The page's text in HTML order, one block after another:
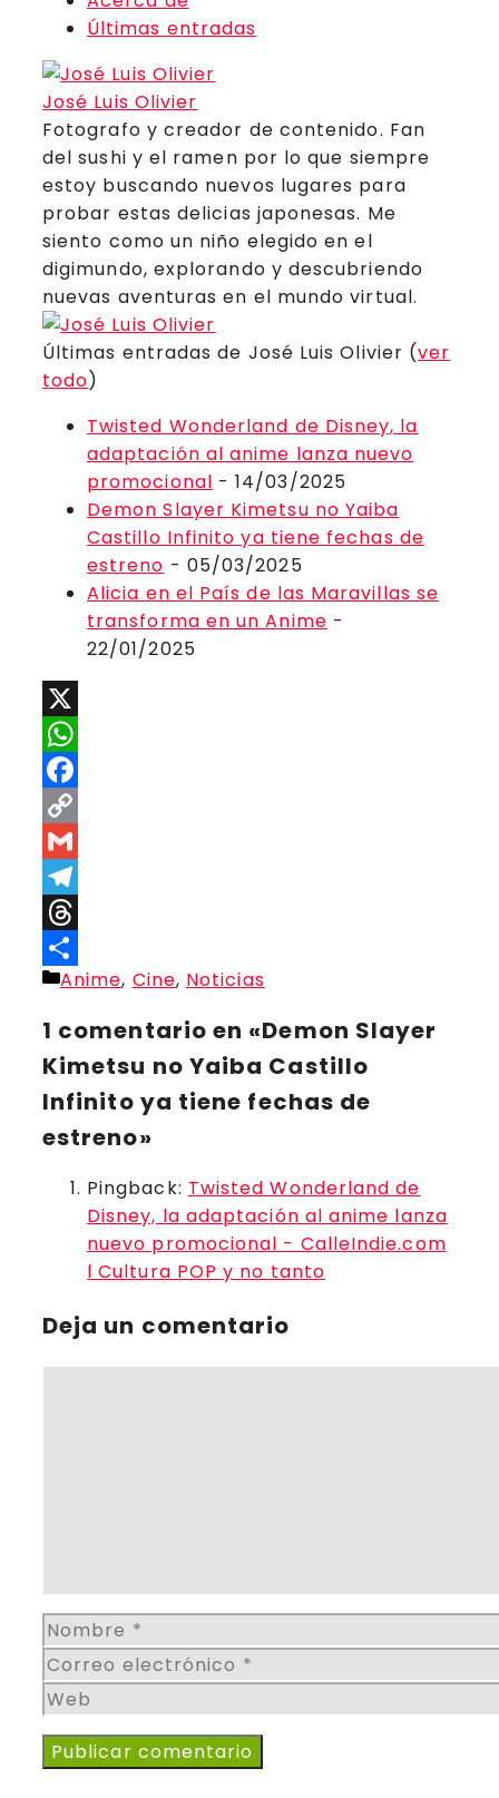
Últimas entradas
José Luis Olivier
Fotografo y creador de contenido. Fan
del sushi y el ramen por lo que siempre
estoy buscando nuevos lugares para
probar estas delicias japonesas. Me
siento como un niño elegido en el
digimundo, explorando y descubriendo
nuevas aventuras en el mundo virtual.
Últimas entradas de José Luis Olivier (ver
todo)
Twisted Wonderland de Disney, la
adaptación al anime lanza nuevo
promocional - 14/03/2025
Demon Slayer Kimetsu no Yaiba
Castillo Infinito ya tiene fechas de
estreno - 05/03/2025
Alicia en el País de las Maravillas se
transforma en un Anime -
22/01/2025
X
WhatsApp
Facebook
Copy
Link
Gmail
Telegram
Threads
Compartir
Categorías
Anime, Cine, Noticias
1 comentario en «Demon Slayer
Kimetsu no Yaiba Castillo
Infinito ya tiene fechas de
estreno»
Pingback: Twisted Wonderland de
Disney, la adaptación al anime lanza
nuevo promocional - CalleIndie.com
l Cultura POP y no tanto
Deja un comentario
Nombre
Correo
electrónico
Web